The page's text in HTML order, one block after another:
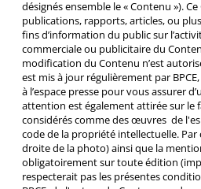
désignés ensemble le « Contenu »).
publications, rapports, articles, ou
fins d’information du public sur
commerciale ou publicitaire du
modification du Contenu n’est
est mis à jour régulièrement par
à l’espace presse pour vous assurer
attention est également attirée sur le
considérés comme des œuvres de
code de la propriété intellectuelle.
droite de la photo) ainsi que la
obligatoirement sur toute édition
respecterait pas les présentes